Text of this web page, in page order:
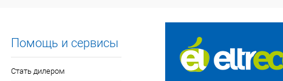
Помощь и сервисы
Стать дилером